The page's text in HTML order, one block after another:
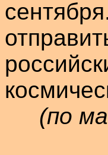
(по